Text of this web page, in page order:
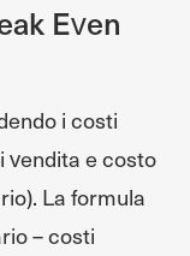
Even
i costi
vendita e costo
La formula
– costi